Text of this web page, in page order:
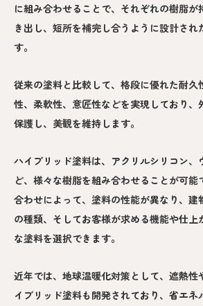
に組み合わせることで、それぞれの樹脂が
き出し、短所を補完し合うように設計さ
す。
従来の塗料と比較して、格段に優れた耐久
性、柔軟性、意匠性などを実現しており、
保護し、美観を維持します。
ハイブリッド塗料は、アクリルシリコン、
ど、様々な樹脂を組み合わせることが可能
合わせによって、塗料の性能が異なり、建
の種類、そしてお客様が求める機能や仕上
な塗料を選択できます。
近年では、地球温暖化対策として、遮熱性
イブリッド塗料も開発されており、省エネ